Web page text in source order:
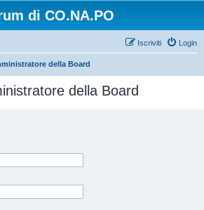
di CO.NA.PO
Login
Iscriviti
della Board
della Board